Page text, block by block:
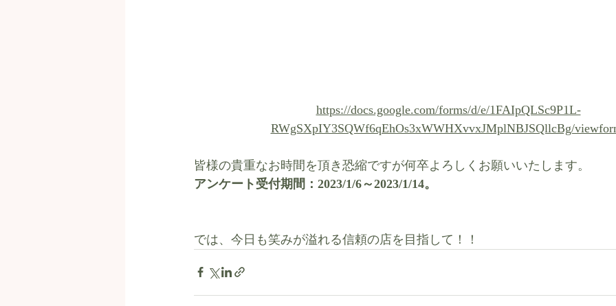
https://docs.google.com/forms/d/e/1FAIpQLSc9P1L-
RWgSXpIY3SQWf6qEhOs3xWWHXvvxJMplNBJSQllcBg/
皆様の貴重なお時間を頂き恐縮ですが何卒よろしくお願いいたします。
アンケート受付期間：2023/1/6～2023/1/14。
では、今日も笑みが溢れる信頼の店を目指して！！